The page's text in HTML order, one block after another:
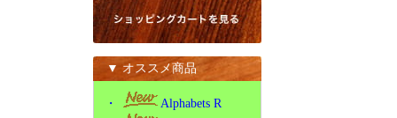
▼ オススメ商品
・
Alphabets R